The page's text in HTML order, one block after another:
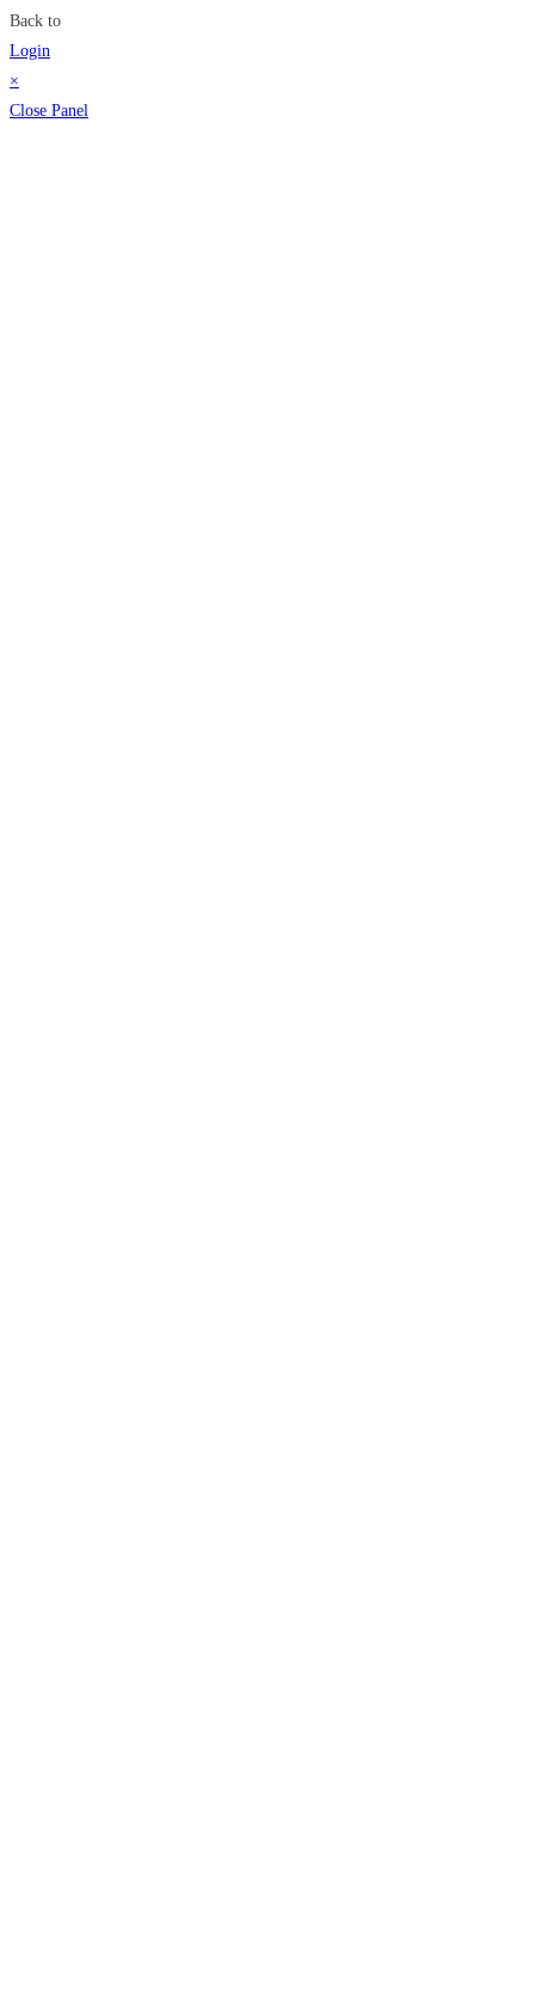
Back to
Login
×
Close Panel